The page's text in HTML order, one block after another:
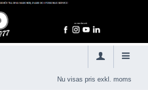
Nu visas pris exkl. moms